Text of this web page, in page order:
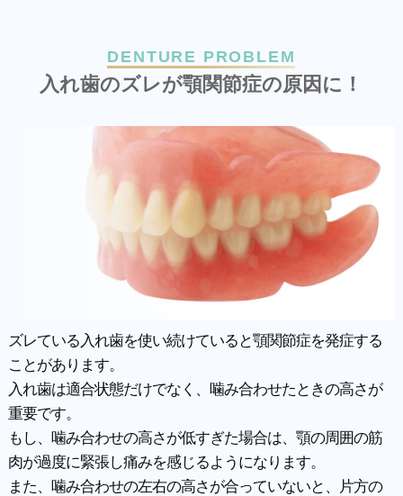
DENTURE PROBLEM
入れ歯のズレが顎関節症の原因 に ！
ズレている入れ歯を使い続けていると顎関節症を発症する
ことがあります。
入れ歯は適合状態だけでなく、噛み合わせたときの高さが
重要です。
もし、噛み合わせの高さが低すぎた場合は、顎の周囲の筋
肉が過度に緊張し痛みを感じるようになります。
また、噛み合わせの左右の高さが合っていないと、片方の